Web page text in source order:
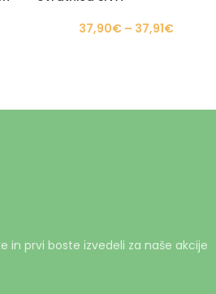
37,90€ – 37,91€
in prvi boste izvedeli za naše akcije